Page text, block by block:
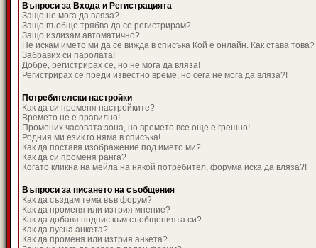
Въпроси за Входа и Регистрацията
Защо не мога да вляза?
Защо въобще трябва да се регистрирам?
Защо излизам автоматично?
Не искам името ми да се вижда в списъка Кой е онлайн. Как става това?
Забравих си паролата!
Добре, регистрирах се, но не мога да вляза!
Регистрирах се преди известно време, но сега не мога да вляза?!
Потребителски настройки
Как да си променя настройките?
Времето не е правилно!
Промених часовата зона, но времето все още е грешно!
Родния ми език го няма в списъка!
Как да поставя изображение под името ми?
Как да си променя ранга?
Когато кликна на мейла на някой потребител, форума иска да вляза?!
Въпроси за писането на съобщения
Как да създам тема във форум?
Как да променя или изтрия мнение?
Как да добавя подпис към съобщенията си?
Как да пусна анкета?
Как да променя или изтрия анкета?